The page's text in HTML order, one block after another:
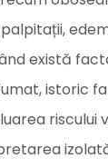
există
istoric
riscului